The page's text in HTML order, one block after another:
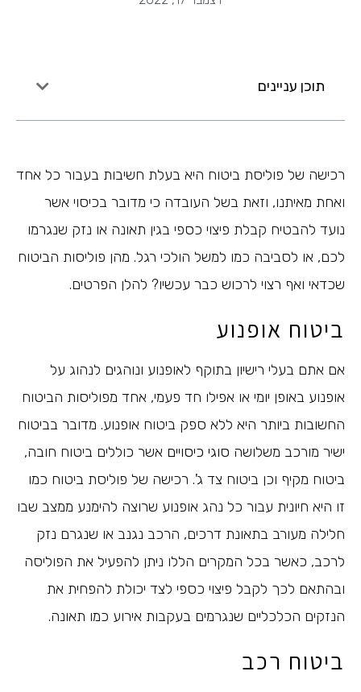
תוכן עניינים
רכישה של פוליסת ביטוח היא בעלת חשיבות בעבור כל אחד
ואחת מאיתנו, וזאת בשל העובדה כי מדובר בכיסוי אשר
נועד להבטיח קבלת פיצוי כספי בגין תאונה או נזק שנגרמו
לכם, או לסביבה כמו למשל הולכי רגל. מהן פוליסות הביטוח
שכדאי ואף רצוי לרכוש כבר עכשיו? להלן הפרטים.
ביטוח אופנוע
אם אתם בעלי רישיון בתוקף לאופנוע ונוהגים לנהוג על
אופנוע באופן יומי או אפילו חד פעמי, אחד מפוליסות הביטוח
החשובות ביותר היא ללא ספק ביטוח אופנוע. מדובר בביטוח
ישיר מורכב משלושהסוגי כיסוייםאשר כוללים ביטוח חובה,
ביטוח מקיף וכן ביטוח צד ג'. רכישה של פוליסת ביטוח כמו
זו היא חיונית עבור כל נהג אופנוע שרוצה להימנע ממצב שבו
חלילה מעורב בתאונת דרכים, הרכב נגנב או שנגרם נזק
לרכב, כאשר בכל המקרים הללו ניתן להפעיל את הפוליסה
ובהתאם לכך לקבל פיצוי כספי לצד יכולת להפחית את
הנזקים הכלכליים שנגרמים בעקבות אירוע כמו תאונה.
ביטוח רכב